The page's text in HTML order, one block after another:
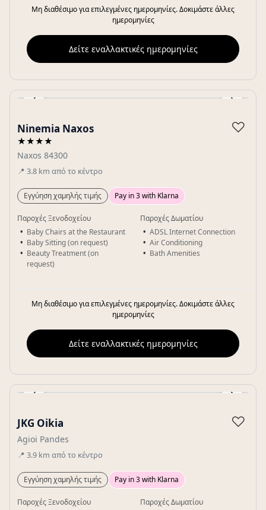
Μη διαθέσιμο για επιλεγμένες ημερομηνίες. Δοκιμάστε άλλες
ημερομηνίες
Δείτε εναλλακτικές ημερομηνίες
‹ ›
Ninemia Naxos
★★★★
Naxos 84300
📍 3.8 km από το κέντρο
♡
Εγγύηση χαμηλής τιμής Pay in 3 with Klarna
Παροχές Ξενοδοχείου
Baby Chairs at the Restaurant
Baby Sitting (on request)
Beauty Treatment (on
request)
Παροχές Δωματίου
ADSL Internet Connection
Air Conditioning
Bath Amenities
Μη διαθέσιμο για επιλεγμένες ημερομηνίες. Δοκιμάστε άλλες
ημερομηνίες
Δείτε εναλλακτικές ημερομηνίες
‹ ›
JKG Oikia
Agioi Pandes
📍 3.9 km από το κέντρο
♡
Εγγύηση χαμηλής τιμής Pay in 3 with Klarna
Παροχές Ξενοδοχείου
Παροχές Δωματίου